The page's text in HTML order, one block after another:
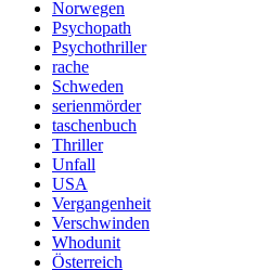
Norwegen
Psychopath
Psychothriller
rache
Schweden
serienmörder
taschenbuch
Thriller
Unfall
USA
Vergangenheit
Verschwinden
Whodunit
Österreich